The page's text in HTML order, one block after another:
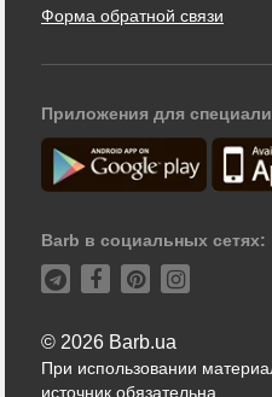
Форма обратной связи
Приложения для
Barb в социальных сетях:
© 2026 Barb.ua
При использовании
источник обязательна